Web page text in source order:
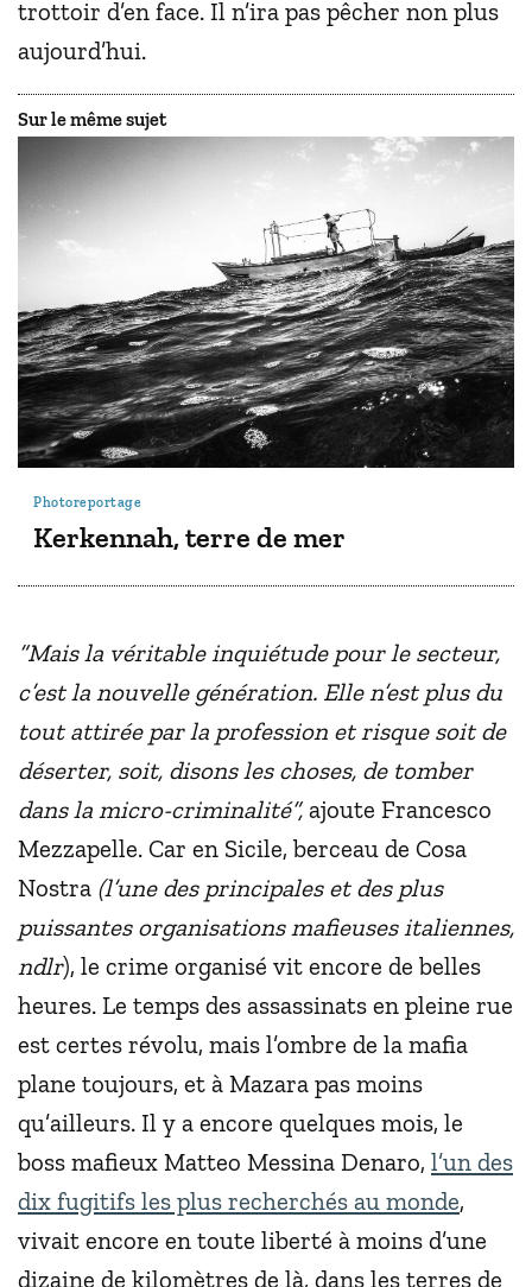
trottoir d’en face. Il n’ira pas pêcher non plus
aujourd’hui.
Sur le même sujet
Photoreportage
Kerkennah, terre de mer
“Mais la véritable inquiétude pour le secteur,
c’est la nouvelle génération. Elle n’est plus du
tout attirée par la profession et risque soit de
déserter, soit, disons les choses, de tomber
dans la micro-criminalité”, ajoute Francesco
Mezzapelle. Car en Sicile, berceau de Cosa
Nostra (l’une des principales et des plus
puissantes organisations mafieuses italiennes,
ndlr), le crime organisé vit encore de belles
heures. Le temps des assassinats en pleine rue
est certes révolu, mais l’ombre de la mafia
plane toujours, et à Mazara pas moins
qu’ailleurs. Il y a encore quelques mois, le
boss mafieux Matteo Messina Denaro, l’un des
dix fugitifs les plus recherchés au monde,
vivait encore en toute liberté à moins d’une
dizaine de kilomètres de là, dans les terres de